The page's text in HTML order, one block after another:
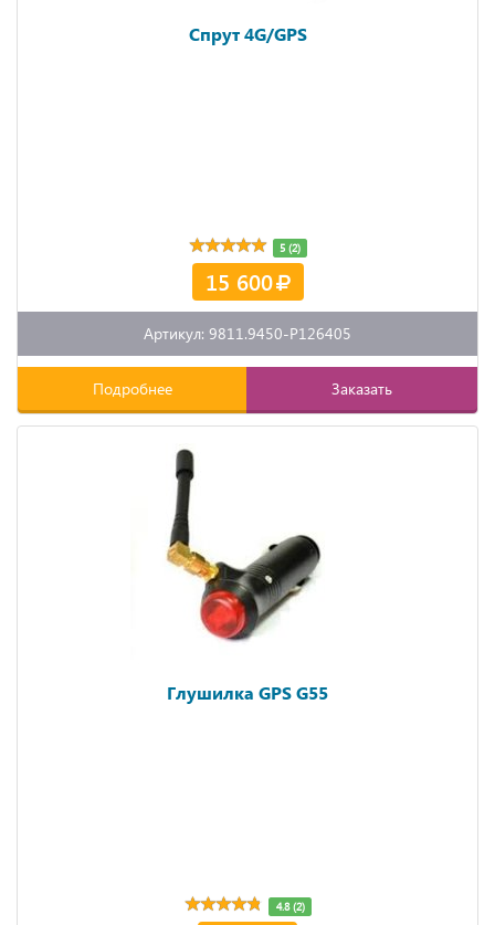
Спрут 4G/GPS
5 (2)
15 600
Артикул: 9811.9450-P126405
Подробнее Заказать
Глушилка GPS G55
4.8 (2)